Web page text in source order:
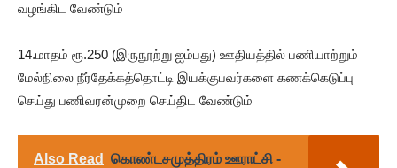
வழங்கிட வேண்டும்
14.மாதம் ரூ.250 (இருநூற்று ஐம்பது) ஊதியத்தில் பணியாற்றும்
மேல்நிலை நீர்தேக்கத்தொட்டி இயக்குபவர்களை கணக்கெடுப்பு
செய்து பணிவரன்முறை செய்திட வேண்டும்
Also Read
கொண்டசமுத்திரம் ஊராட்சி -